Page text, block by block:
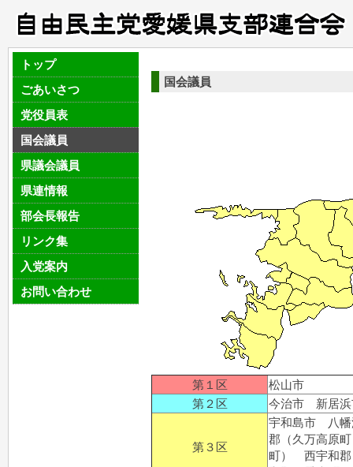
トップ
ごあいさつ
党役員表
国会議員
県議会議員
県連情報
部会長報告
リンク集
入党案内
お問い合わせ
国会議員
第１区
松山市
第２区
今治市 新居
第３区
宇和島市 八
郡（久万高原
町） 西宇和郡